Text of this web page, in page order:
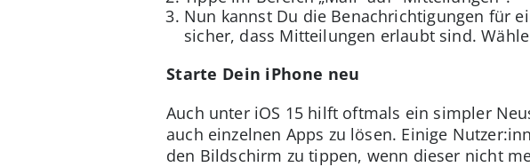
Nun kannst Du die Benachrichtigungen für
sicher, dass Mitteilungen erlaubt sind.
Starte Dein iPhone neu
Auch unter iOS 15 hilft oftmals ein simpler
auch einzelnen Apps zu lösen. Einige
den Bildschirm zu tippen, wenn dieser nicht